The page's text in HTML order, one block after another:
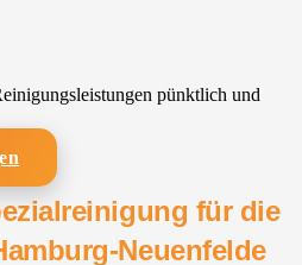
pünktlich und
für die
Neuenfelde